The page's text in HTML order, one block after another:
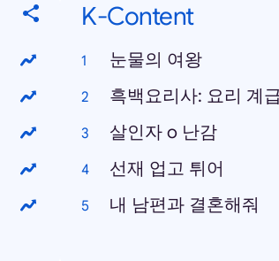
K-Content
눈물의 여왕
흑백요리사: 요리 계
살인자 o 난감
선재 업고 튀어
내 남편과 결혼해줘